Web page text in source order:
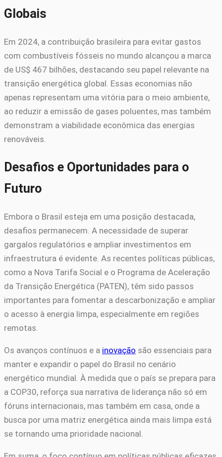
Globais
Em 2024, a contribuição brasileira para evitar gastos
com combustíveis fósseis no mundo alcançou a marca
de US$ 467 bilhões, destacando seu papel relevante na
transição energética global. Essas economias não
apenas representam uma vitória para o meio ambiente,
ao reduzir a emissão de gases poluentes, mas também
demonstram a viabilidade econômica das energias
renováveis.
Desafios e Oportunidades para o
Futuro
Embora o Brasil esteja em uma posição destacada,
desafios permanecem. A necessidade de superar
gargalos regulatórios e ampliar investimentos em
infraestrutura é evidente. As recentes políticas públicas,
como a Nova Tarifa Social e o Programa de Aceleração
da Transição Energética (PATEN), têm sido passos
importantes para fomentar a descarbonização e ampliar
o acesso à energia limpa, especialmente em regiões
remotas.
Os avanços contínuos e a inovação são essenciais para
manter e expandir o papel do Brasil no cenário
energético mundial. À medida que o país se prepara para
a COP30, reforça sua narrativa de liderança não só em
fóruns internacionais, mas também em casa, onde a
busca por uma matriz energética ainda mais limpa está
se tornando uma prioridade nacional.